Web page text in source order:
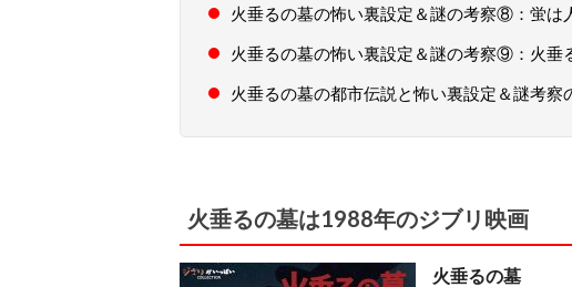
火垂るの墓の怖い裏設定＆謎の考察⑧：蛍は
火垂るの墓の怖い裏設定＆謎の考察⑨：火垂
火垂るの墓の都市伝説と怖い裏設定＆謎考察
火垂るの墓は1988年のジブリ映画
火垂るの墓